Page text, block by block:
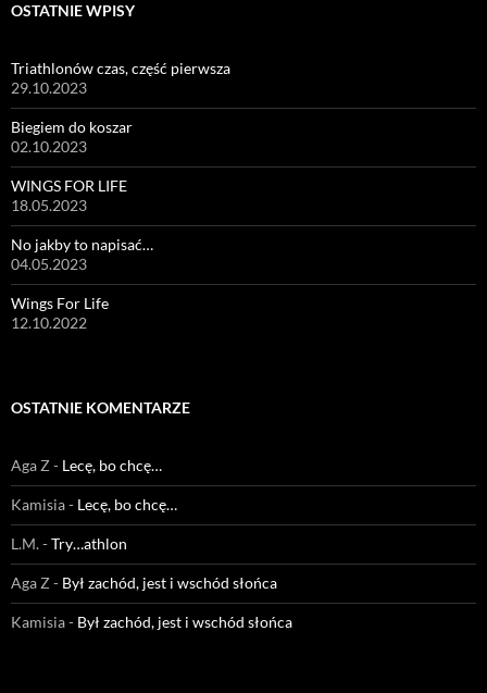
OSTATNIE WPISY
Triathlonów czas, część pierwsza
29.10.2023
Biegiem do koszar
02.10.2023
WINGS FOR LIFE
18.05.2023
No jakby to napisać…
04.05.2023
Wings For Life
12.10.2022
OSTATNIE KOMENTARZE
Aga Z- Lecę, bo chcę…
Kamisia- Lecę, bo chcę…
L.M.-Try…athlon
Aga Z- Był zachód, jest i wschód słońca
Kamisia- Był zachód, jest i wschód słońca